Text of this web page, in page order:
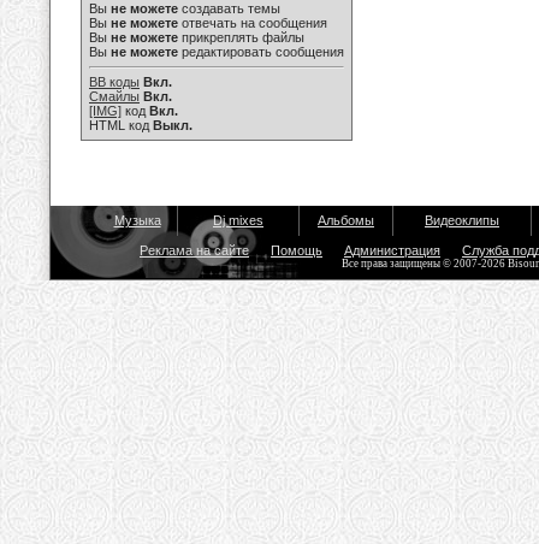
Вы не можете создавать темы
Вы не можете отвечать на сообщения
Вы не можете прикреплять файлы
Вы не можете редактировать сообщения
BB коды Вкл.
Смайлы Вкл.
[IMG] код Вкл.
HTML код Выкл.
Музыка Dj mixes Альбомы Видеоклипы
Реклама на сайте Помощь Администрация Служба
Все права защищены © 2007-2026